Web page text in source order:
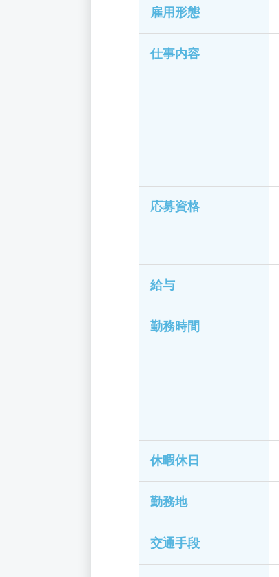
雇用形態
仕事内容
応募資格
給与
勤務時間
休暇休日
勤務地
交通手段